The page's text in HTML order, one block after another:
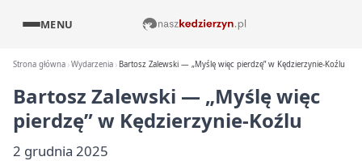
MENU
Strona główna Wydarzenia Bartosz Zalewski — „Myślę więc pierdzę” w Kędzierzynie-Koźlu
Bartosz Zalewski — „Myślę więc
pierdzę” w Kędzierzynie-Koźlu
2 grudnia 2025